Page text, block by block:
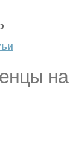
на